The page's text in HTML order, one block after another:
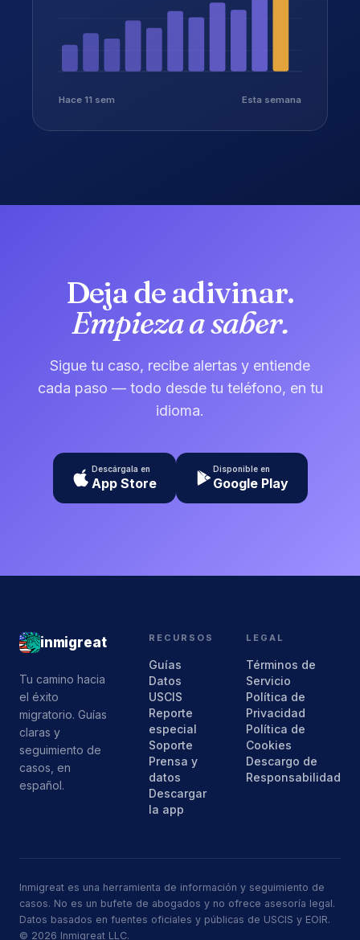
Hace 11 sem Esta semana
Deja de adivinar.
Empieza a saber.
Sigue tu caso, recibe alertas y entiende
cada paso — todo desde tu teléfono, en tu
idioma.
Descárgala en
App Store
Disponible en
Google Play
inmigreat
Tu camino hacia
el éxito
migratorio. Guías
claras y
seguimiento de
casos, en
español.
RECURSOS
Guías
Datos
USCIS
Reporte
especial
Soporte
Prensa y
datos
Descargar
la app
LEGAL
Términos de
Servicio
Política de
Privacidad
Política de
Cookies
Descargo de
Responsabilidad
Inmigreat es una herramienta de información y seguimiento de
casos. No es un bufete de abogados y no ofrece asesoría legal.
Datos basados en fuentes oficiales y públicas de USCIS y EOIR.
© 2026 Inmigreat LLC.